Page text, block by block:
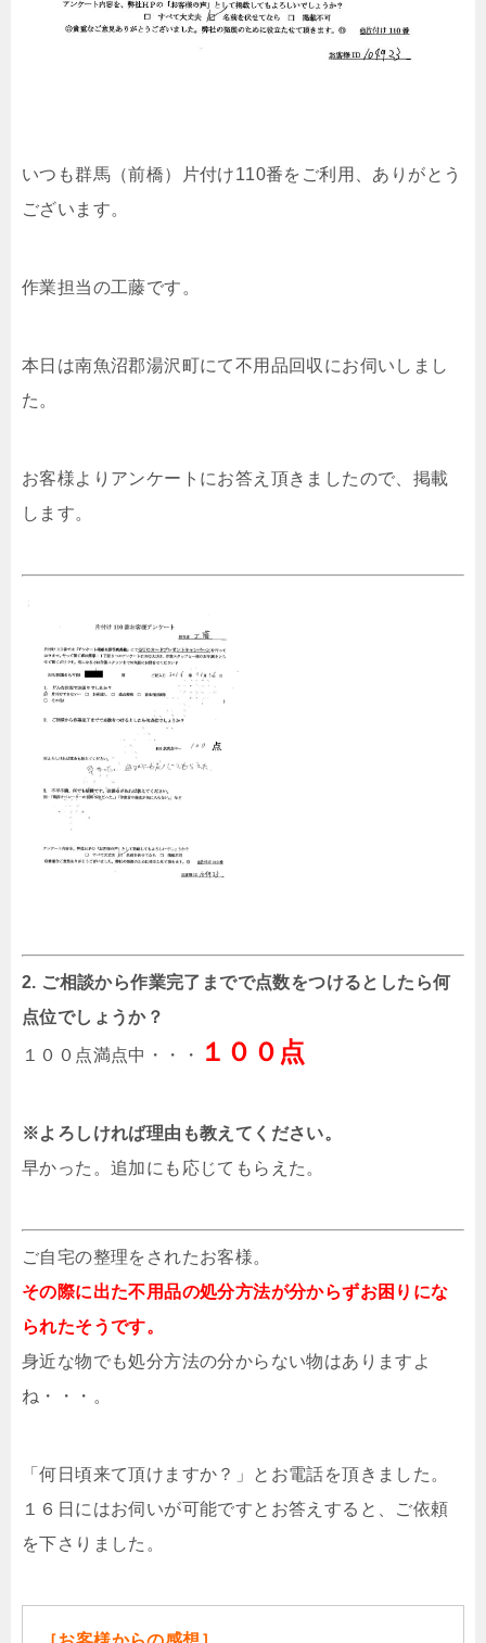
いつも群馬（前橋）片付け110番をご利用、ありがとう
ございます。
作業担当の工藤です。
本日は南魚沼郡湯沢町にて不用品回収にお伺いしまし
た。
お客様よりアンケートにお答え頂きましたので、掲載
します。
2. ご相談から作業完了までで点数をつけるとしたら何
点位でしょうか？
１００点満点中・・・ １００点
※よろしければ理由も教えてください。
早かった。追加にも応じてもらえた。
ご自宅の整理をされたお客様。
その際に出た不用品の処分方法が分からずお困りにな
られたそうです。
身近な物でも処分方法の分からない物はありますよ
ね・・・。
「何日頃来て頂けますか？」とお電話を頂きました。
１６日にはお伺いが可能ですとお答えすると、ご依頼
を下さりました。